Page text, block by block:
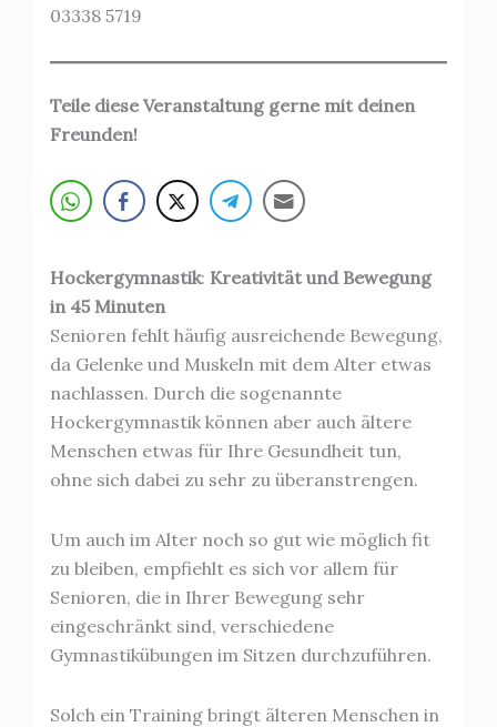
03338 5719
Teile diese Veranstaltung gerne mit deinen
Freunden!
Hockergymnastik: Kreativität und Bewegung
in 45 Minuten
Senioren fehlt häufig ausreichende Bewegung,
da Gelenke und Muskeln mit dem Alter etwas
nachlassen. Durch die sogenannte
Hockergymnastik können aber auch ältere
Menschen etwas für Ihre Gesundheit tun,
ohne sich dabei zu sehr zu überanstrengen.
Um auch im Alter noch so gut wie möglich fit
zu bleiben, empfiehlt es sich vor allem für
Senioren, die in Ihrer Bewegung sehr
eingeschränkt sind, verschiedene
Gymnastikübungen im Sitzen durchzuführen.
Solch ein Training bringt älteren Menschen in